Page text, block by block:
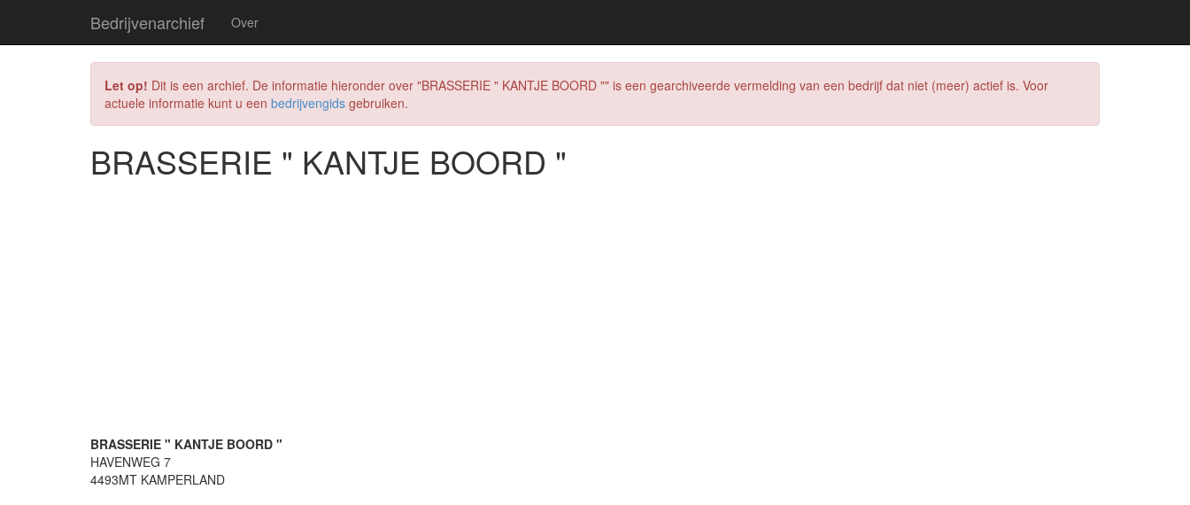
Bedrijvenarchief Over
Let op! Dit is een archief. De informatie hieronder over "BRASSERIE " KANTJE BOORD "" is een gearchiveerde vermelding van een bedrijf dat niet (meer) actief is. Voor
actuele informatie kunt u een bedrijvengids gebruiken.
BRASSERIE " KANTJE BOORD "
BRASSERIE " KANTJE BOORD "
HAVENWEG 7
4493MT KAMPERLAND